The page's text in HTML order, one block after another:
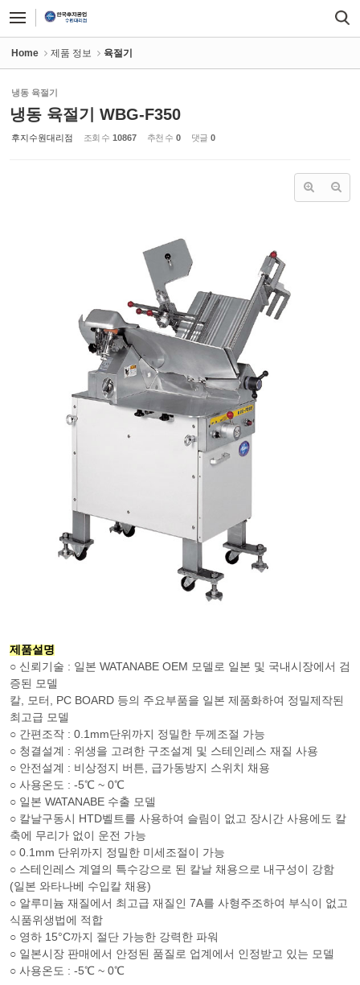
Home 제품 정보 육절기
냉동 육절기
냉동 육절기 WBG-F350
후지수원대리점 조회 수 10867 추천 수 0 댓글 0
제품설명
○ 신뢰기술 : 일본 WATANABE OEM 모델로 일본 및 국내시장에서 검
증된 모델
칼, 모터, PC BOARD 등의 주요부품을 일본 제품화하여 정밀제작된
최고급 모델
○ 간편조작 : 0.1mm단위까지 정밀한 두께조절 가능
○ 청결설계 : 위생을 고려한 구조설계 및 스테인레스 재질 사용
○ 안전설계 : 비상정지 버튼, 급가동방지 스위치 채용
○ 사용온도 : -5℃ ~ 0℃
○ 일본 WATANABE 수출 모델
○ 칼날구동시 HTD벨트를 사용하여 슬림이 없고 장시간 사용에도 칼
축에 무리가 없이 운전 가능
○ 0.1mm 단위까지 정밀한 미세조절이 가능
○ 스테인레스 계열의 특수강으로 된 칼날 채용으로 내구성이 강함
(일본 와타나베 수입칼 채용)
○ 알루미늄 재질에서 최고급 재질인 7A를 사형주조하여 부식이 없고
식품위생법에 적합
○ 영하 15°C까지 절단 가능한 강력한 파워
○ 일본시장 판매에서 안정된 품질로 업계에서 인정받고 있는 모델
○ 사용온도 : -5℃ ~ 0℃